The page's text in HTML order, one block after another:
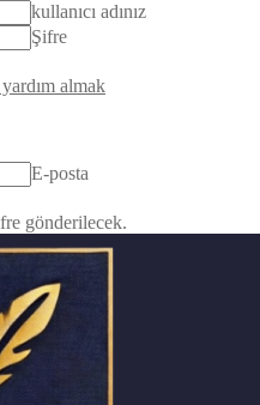
kullanıcı adınız
Şifre
almak
E-posta
gönderilecek.